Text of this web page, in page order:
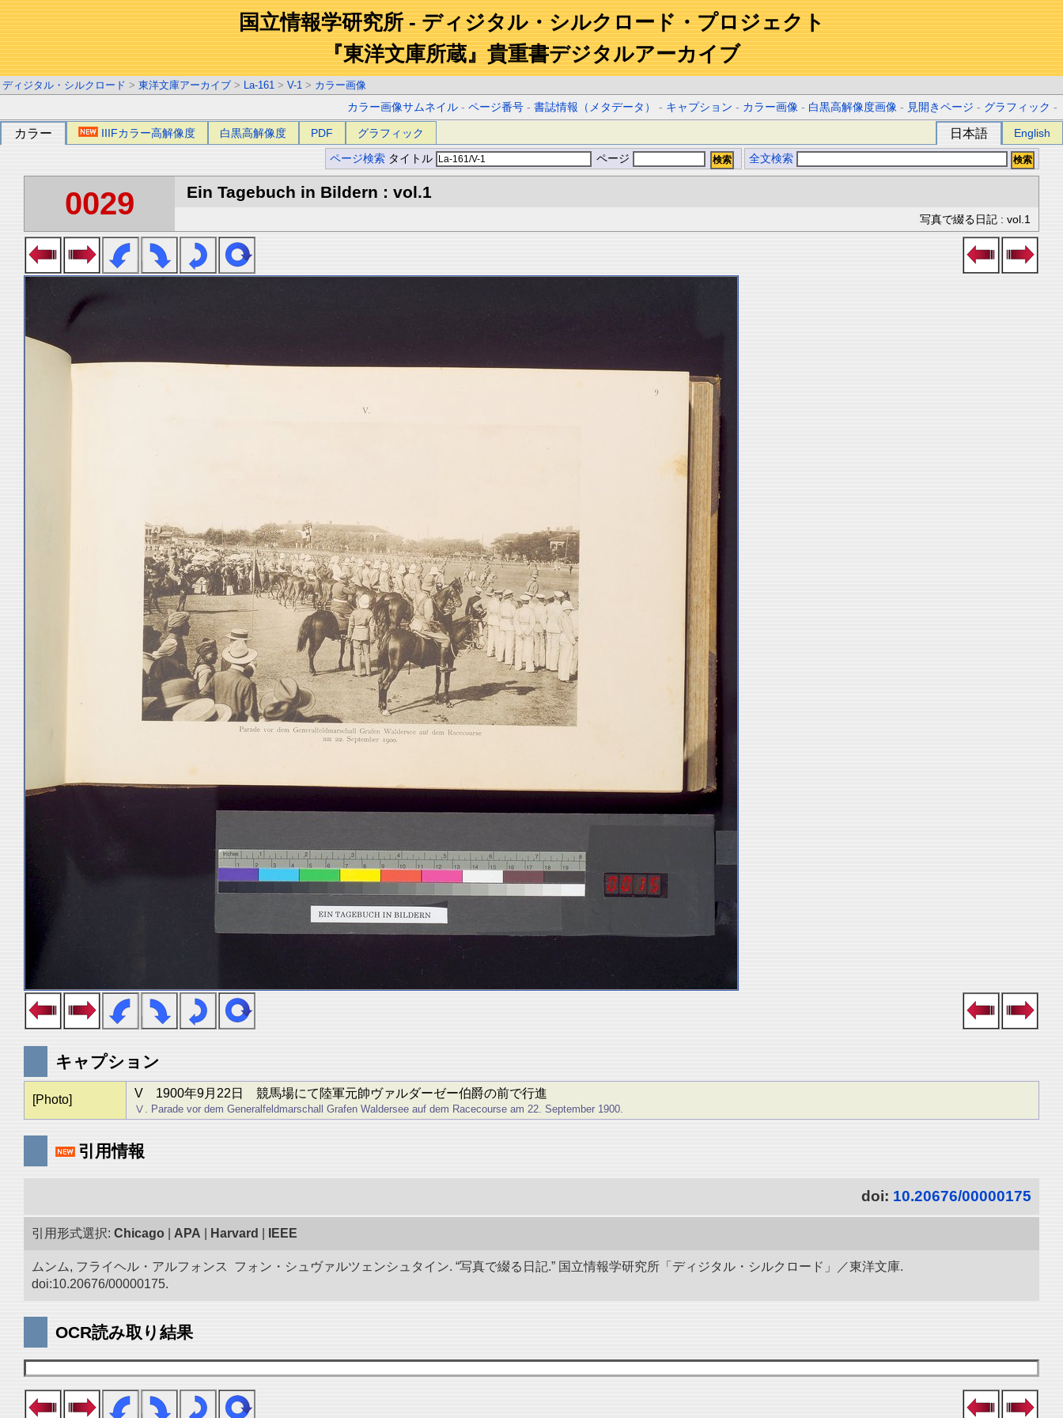
国立情報学研究所 - ディジタル・シルクロード・プロジェクト
『東洋文庫所蔵』貴重書デジタルアーカイブ
ディジタル・シルクロード > 東洋文庫アーカイブ > La-161 > V-1 > カラー画像
カラー画像サムネイル -ページ番号 -書誌情報（メタデータ） - キャプション - カラー画像 - 白黒高解像度画像 - 見開きページ - グラフィック -
カラー IIIFカラー高解像度 白黒高解像度 PDF グラフィック 日本語 English
ページ検索 タイトル ページ 全文検索
0029 Ein Tagebuch in Bildern : vol.1
写真で綴る日記 : vol.1
キャプション
[Photo] V 1900年9月22日 競馬場にて陸軍元帥ヴァルダーゼー伯爵の前で行進
Ⅴ. Parade vor dem Generalfeldmarschall Grafen Waldersee auf dem Racecourse am 22. September 1900.
引用情報
doi: 10.20676/00000175
引用形式選択: Chicago APA Harvard IEEE
ムンム, フライヘル・アルフォンス フォン・シュヴァルツェンシュタイン. “写真で綴る日記.” 国立情報学研究所「ディジタル・シルクロード」／東洋文庫.
doi:10.20676/00000175.
OCR読み取り結果